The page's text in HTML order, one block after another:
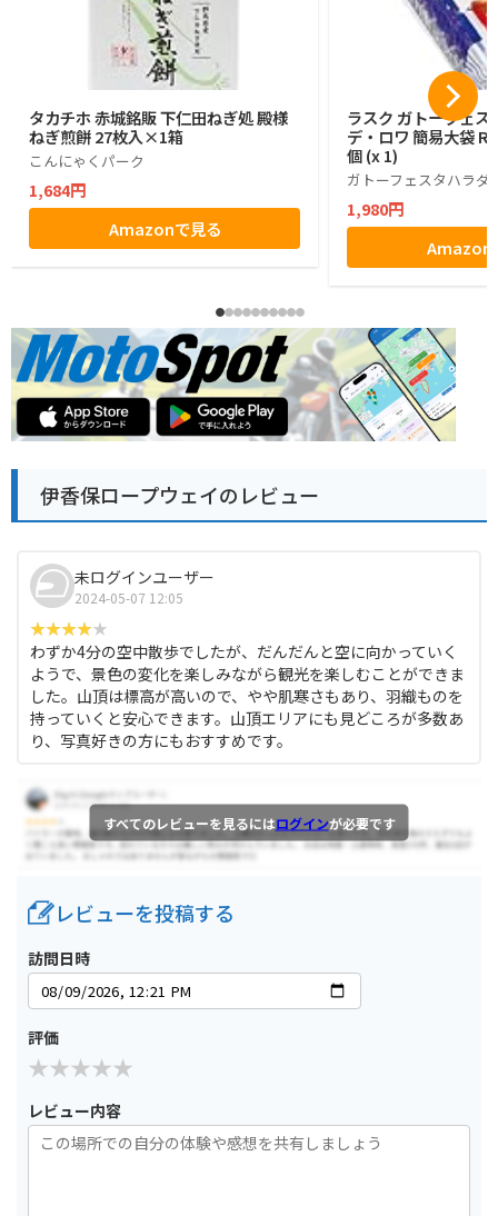
タカチホ 赤城銘販 下仁田ねぎ処 殿様
ねぎ煎餅 27枚入×1箱
こんにゃくパーク
1,684円
Amazonで見る
ラスク ガトーフェス
デ・ロワ 簡易大袋
個 (x 1)
ガトーフェスタハラダ
1,980円
Amazon
伊香保ロープウェイのレビュー
未ログインユーザー
2024-05-07 12:05
わずか4分の空中散歩でしたが、だんだんと空に向かっていく
ようで、景色の変化を楽しみながら観光を楽しむことができま
した。山頂は標高が高いので、やや肌寒さもあり、羽織ものを
持っていくと安心できます。山頂エリアにも見どころが多数あ
り、写真好きの方にもおすすめです。
すべてのレビューを見るにはログインが必要です
レビューを投稿する
訪問日時
評価
レビュー内容